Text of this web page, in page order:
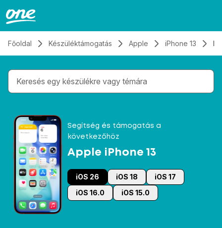
Főoldal Készüléktámogatás Apple iPhone 13
Gépelés közben megjelennek a keresési
Segítség és támogatás a
következőhöz
Apple iPhone 13
iOS 26 iOS 18
iOS 17
iOS 16.0
iOS 15.0